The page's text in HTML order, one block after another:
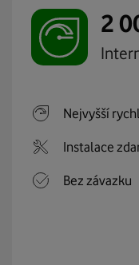
2
Nejvyšší
Instalace
Bez závazku